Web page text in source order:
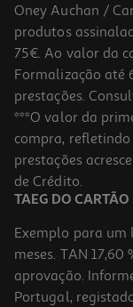
-10%
Livro Minecraft
14.36 €/un
15,95 € PVP de editor
14,36 €
Oney Auchan /
produtos
75€. Ao valor da
Formalização até
prestações.
***O valor da
compra,
prestações
de Crédito.
TAEG DO
Exemplo para um
meses. TAN
aprovação.
Portugal,